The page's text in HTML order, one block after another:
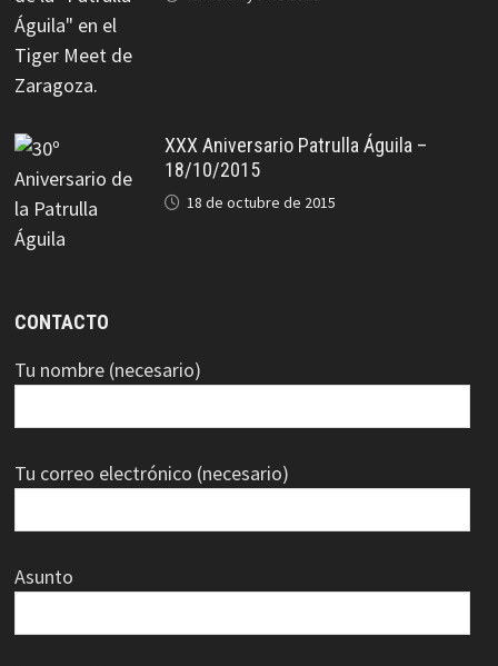
XXX Aniversario Patrulla Águila –
18/10/2015
18 de octubre de 2015
CONTACTO
Tu nombre (necesario)
Tu correo electrónico (necesario)
Asunto